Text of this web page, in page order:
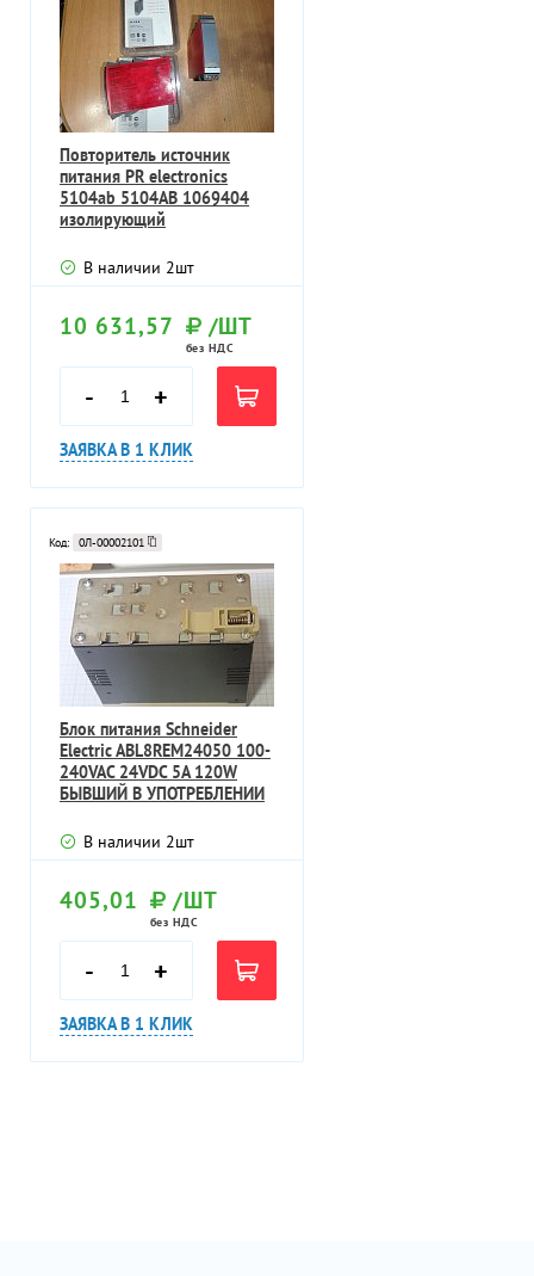
Повторитель источник
питания PR electronics
5104ab 5104AB 1069404
изолирующий
В наличии 2шт
10 631,57 /ШТ
без НДС
- +
ЗАЯВКА В 1 КЛИК
Код: 0Л-00002101
Блок питания Schneider
Electric ABL8REM24050 100-
240VAC 24VDC 5A 120W
БЫВШИЙ В УПОТРЕБЛЕНИИ
В наличии 2шт
405,01 /ШТ
без НДС
- +
ЗАЯВКА В 1 КЛИК